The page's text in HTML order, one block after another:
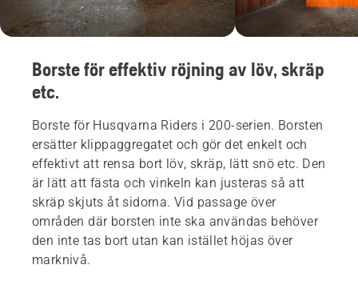
Borste för effektiv röjning av löv, skräp
etc.
Borste för Husqvarna Riders i 200-serien. Borsten
ersätter klippaggregatet och gör det enkelt och
effektivt att rensa bort löv, skräp, lätt snö etc. Den
är lätt att fästa och vinkeln kan justeras så att
skräp skjuts åt sidorna. Vid passage över
områden där borsten inte ska användas behöver
den inte tas bort utan kan istället höjas över
marknivå.